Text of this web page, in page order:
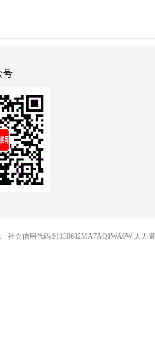
号
社会信用代码 91130682MA7AQ1WA9W 人力